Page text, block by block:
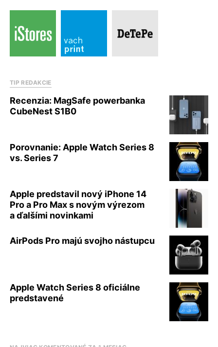
TIP REDAKCIE
Recenzia: MagSafe powerbanka
CubeNest S1B0
Porovnanie: Apple Watch Series 8
vs. Series 7
Apple predstavil nový iPhone 14
Pro a Pro Max s novým výrezom
a ďalšími novinkami
AirPods Pro majú svojho nástupcu
Apple Watch Series 8 oficiálne
predstavené